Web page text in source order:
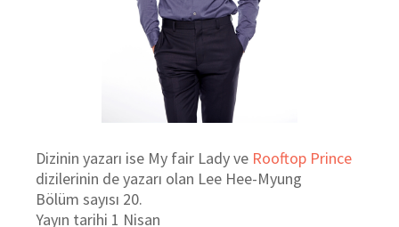
Dizinin yazarı ise My fair Lady ve Rooftop Prince
dizilerinin de yazarı olan Lee Hee-Myung
Bölüm sayısı 20.
Yayın tarihi 1 Nisan